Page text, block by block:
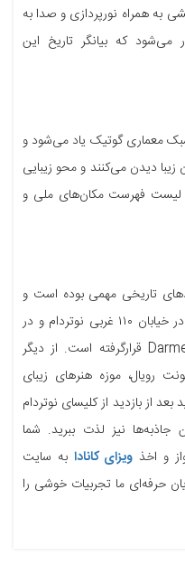
به همراه نورپردازی و صدا به
می‌شود که بیانگر تاریخ این
سبک معماری گوتیک یاد می‌شود و
دیدن می‌کنند و محو زیبایی
لیست فهرست مکان‌های ملی و
تاریخی مهمی بوده است و
گنجایشی چهارهزارنفره دارد. این کلیسا در خیابان ۱۱۰ غربی نوتردام و در
خیابان saint sulpice و در میدان Darmes قرارگرفته است. از دیگر
رویال، موزه هنرهای زیبای
بعد از بازدید از کلیسای نوتردام
جاذبه‌ها نیز لذت ببرید. شما
و اخذ ویزای کانادا به سایت
حرفه‌ای ما تجربیات خوشی را